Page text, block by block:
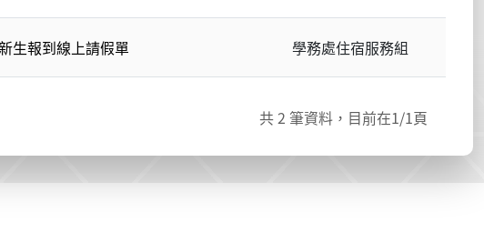
生報到線上請假單 學務處住宿服務組
共2 筆資料，目前在1/1頁